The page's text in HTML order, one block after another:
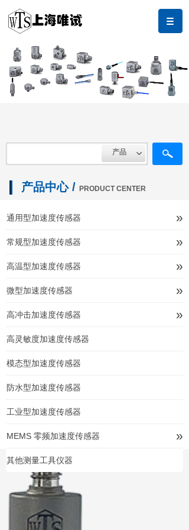
产品
产品中心 / PRODUCT CENTER
通用型加速度传感器 »
常规型加速度传感器 »
高温型加速度传感器 »
微型加速度传感器 »
高冲击加速度传感器 »
高灵敏度加速度传感器
模态型加速度传感器
防水型加速度传感器
工业型加速度传感器
MEMS 零频加速度传感器 »
其他测量工具仪器